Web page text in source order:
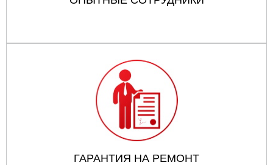
ГАРАНТИЯ НА РЕМОНТ